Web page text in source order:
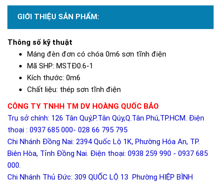
GIỚI THIỆU SẢN PHẨM:
Thông số kỹ thuật
Máng đèn đơn có chóa 0m6 sơn tĩnh điện
Mã SHP: MSTĐ0.6-1
Kích thước: 0m6
Chất liệu: thép sơn tĩnh điện
CÔNG TY TNHH TM DV HOÀNG QUỐC BẢO
Trụ sở chính: 126 Tân Quý,P.Tân Qúy,Q.Tân Phú,TP.HCM. Điện
thoại : 0937 685 000- 028 66 795 795
Chi Nhánh Đồng Nai: 2394 Quốc Lộ 1K, Phường Hóa An, TP.
Biên Hòa, Tỉnh Đồng Nai. Điện thoại: 0938 259 990 - 0937 685
000.
Chi Nhánh Thủ Đức: 309 QUỐC LỘ 13 Phường HIỆP BÌNH